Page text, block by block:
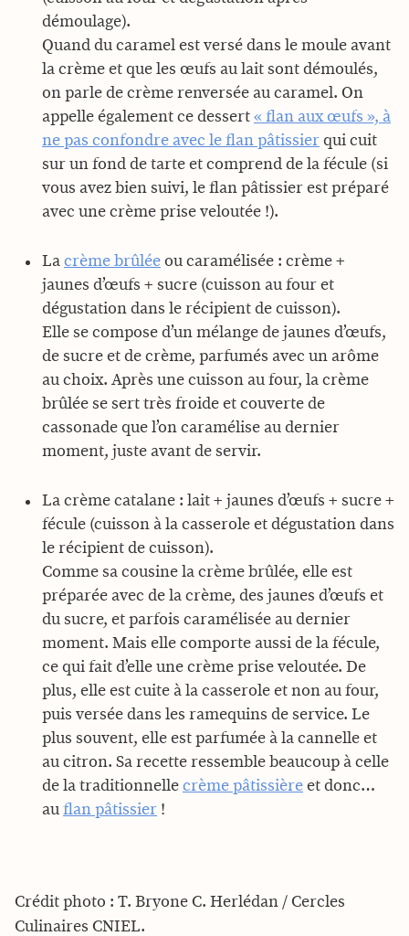
démoulage).
Quand du caramel est versé dans le moule avant
la crème et que les œufs au lait sont démoulés,
on parle de crème renversée au caramel. On
appelle également ce dessert « flan aux œufs », à
ne pas confondre avec le flan pâtissier qui cuit
sur un fond de tarte et comprend de la fécule (si
vous avez bien suivi, le flan pâtissier est préparé
avec une crème prise veloutée !).
La crème brûlée ou caramélisée : crème +
jaunes d’œufs + sucre (cuisson au four et
dégustation dans le récipient de cuisson).
Elle se compose d’un mélange de jaunes d’œufs,
de sucre et de crème, parfumés avec un arôme
au choix. Après une cuisson au four, la crème
brûlée se sert très froide et couverte de
cassonade que l’on caramélise au dernier
moment, juste avant de servir.
La crème catalane : lait + jaunes d’œufs + sucre +
fécule (cuisson à la casserole et dégustation dans
le récipient de cuisson).
Comme sa cousine la crème brûlée, elle est
préparée avec de la crème, des jaunes d’œufs et
du sucre, et parfois caramélisée au dernier
moment. Mais elle comporte aussi de la fécule,
ce qui fait d’elle une crème prise veloutée. De
plus, elle est cuite à la casserole et non au four,
puis versée dans les ramequins de service. Le
plus souvent, elle est parfumée à la cannelle et
au citron. Sa recette ressemble beaucoup à celle
de la traditionnelle crème pâtissière et donc…
au flan pâtissier !
Crédit photo : T. Bryone C. Herlédan / Cercles
Culinaires CNIEL.